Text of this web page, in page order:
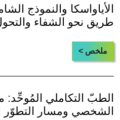
الأياواسكا والنموذج
طريق نحو الشفاء
ملخص >
الطبّ التكاملي المُوحِّد:
الشخصي ومسار التطوّر